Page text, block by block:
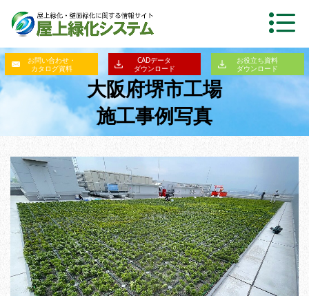
お問い合わせ・
カタログ資料
CADデータ
ダウンロード
お役立ち資料
ダウンロード
大阪府堺市工場
施工事例写真